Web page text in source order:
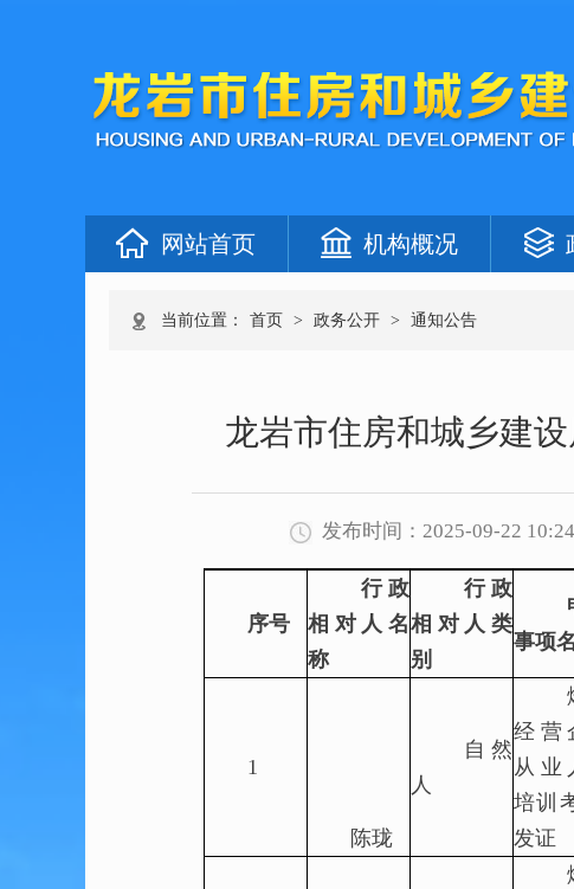
网站首页 机构概况
当前位置： 首页 > 政务公开 > 通知公告
龙岩市住房和城乡建
发布时间：2025-09-22 10:24
序号
行政
相对人名
称
行政
相对人类
别
事项
1
陈珑
自然
人
经营
从业
培训
发证